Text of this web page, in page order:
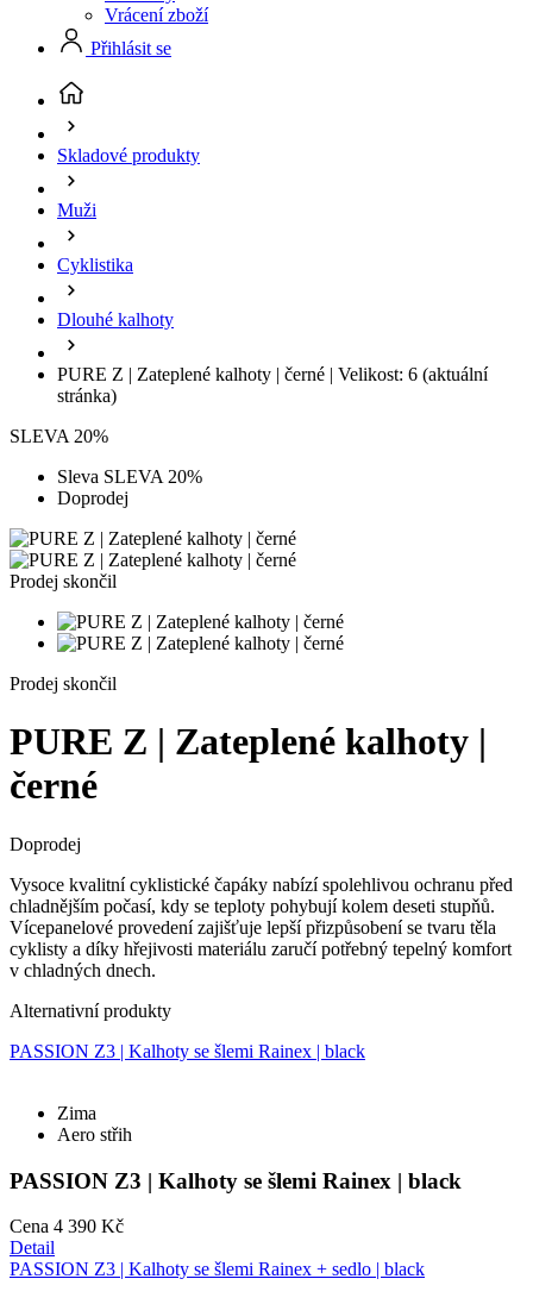
Vrácení zboží
Přihlásit se
Skladové produkty
Muži
Cyklistika
Dlouhé kalhoty
PURE Z | Zateplené kalhoty | černé | Velikost: 6 (aktuální
stránka)
SLEVA 20%
Sleva SLEVA 20%
Doprodej
Prodej skončil
Prodej skončil
PURE Z | Zateplené kalhoty |
černé
Doprodej
Vysoce kvalitní cyklistické čapáky nabízí spolehlivou ochranu před
chladnějším počasí, kdy se teploty pohybují kolem deseti stupňů.
Vícepanelové provedení zajišťuje lepší přizpůsobení se tvaru těla
cyklisty a díky hřejivosti materiálu zaručí potřebný tepelný komfort
v chladných dnech.
Alternativní produkty
PASSION Z3 | Kalhoty se šlemi Rainex | black
Zima
Aero střih
PASSION Z3 | Kalhoty se šlemi Rainex | black
Cena 4 390 Kč
Detail
PASSION Z3 | Kalhoty se šlemi Rainex + sedlo | black